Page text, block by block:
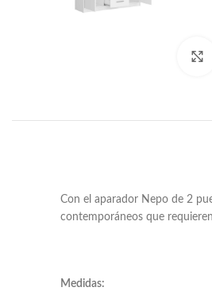
Con el aparador Nepo de 2
contemporáneos que
Medidas: